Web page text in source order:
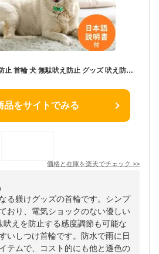
【獣医師監修】無駄吠え防止 首輪 犬 無駄吠え防止 グッズ 吠え防止 振動 無駄ぼえ しつけ首輪 犬 吠える 鳴き声 ビープ音 バークコントローラー
品をサイトでみる
価格と在庫を楽天でチェック >>
る躾けグッズの首輪です。シンプ
おり、電気ショックのない優しい
えを防止する感度調節も可能な
いしつけ首輪です。防水で雨に日
テムで、コスト的にも他と遜色の